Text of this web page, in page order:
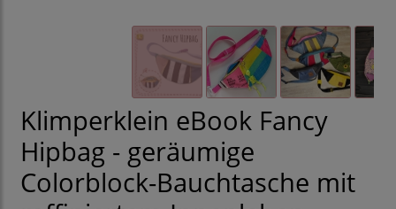
Klimperklein eBook Fancy
Hipbag - geräumige
Colorblock-Bauchtasche mit